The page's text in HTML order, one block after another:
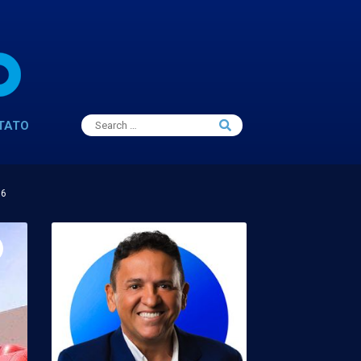
Search
for:
Search